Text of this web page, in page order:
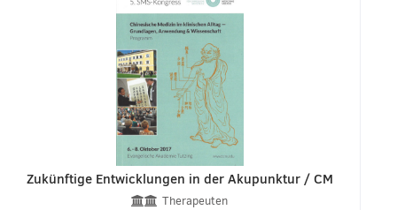
Zukünftige Entwicklungen in der Akupunktur / CM
Therapeuten